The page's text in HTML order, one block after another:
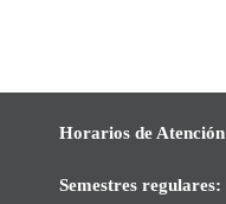
Horarios de Atención
Semestres regulares: